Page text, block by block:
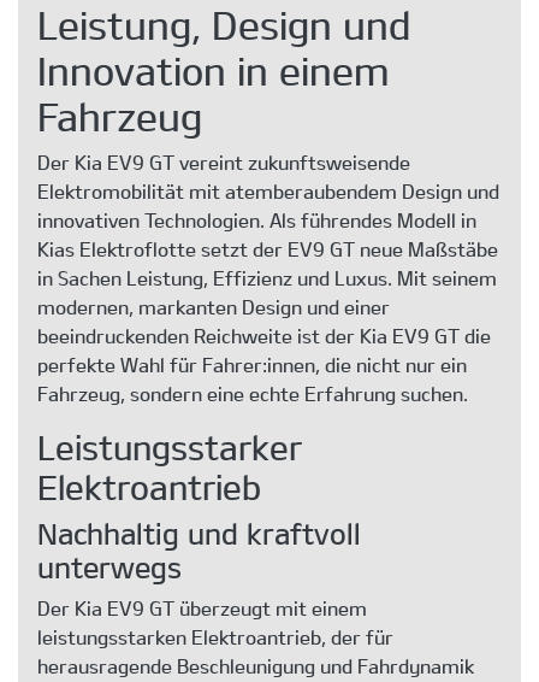
Leistung, Design und
Innovation in einem
Fahrzeug
Der Kia EV9 GT vereint zukunftsweisende
Elektromobilität mit atemberaubendem Design und
innovativen Technologien. Als führendes Modell in
Kias Elektroflotte setzt der EV9 GT neue Maßstäbe
in Sachen Leistung, Effizienz und Luxus. Mit seinem
modernen, markanten Design und einer
beeindruckenden Reichweite ist der Kia EV9 GT die
perfekte Wahl für Fahrer:innen, die nicht nur ein
Fahrzeug, sondern eine echte Erfahrung suchen.
Leistungsstarker
Elektroantrieb
Nachhaltig und kraftvoll
unterwegs
Der Kia EV9 GT überzeugt mit einem
leistungsstarken Elektroantrieb, der für
herausragende Beschleunigung und Fahrdynamik